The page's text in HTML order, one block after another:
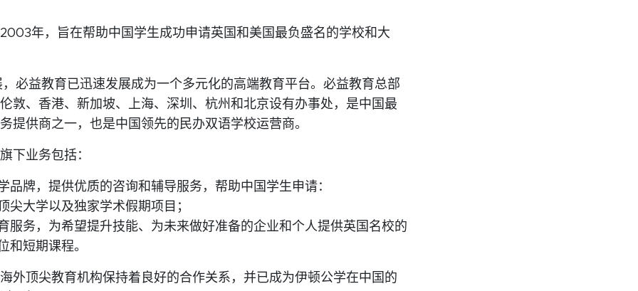
年，旨在帮助中国学生成功申请英国和美国最负盛名的学校和大
必益教育已迅速发展成为一个多元化的高端教育平台。必益教育总部
敦、香港、新加坡、上海、深圳、杭州和北京设有办事处，是中国最
提供商之一，也是中国领先的民办双语学校运营商。
下业务包括：
品牌，提供优质的咨询和辅导服务，帮助中国学生申请：
尖大学以及独家学术假期项目；
服务，为希望提升技能、为未来做好准备的企业和个人提供英国名校的
和短期课程。
外顶尖教育机构保持着良好的合作关系，并已成为伊顿公学在中国的